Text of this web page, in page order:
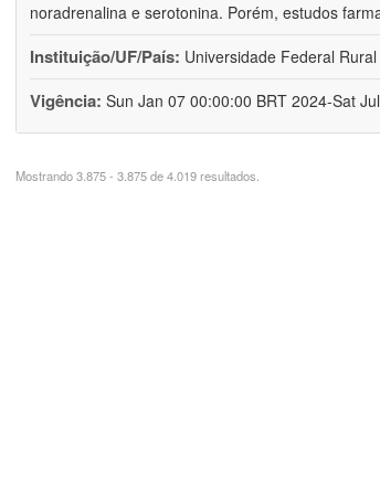
noradrenalina e serotonina. Porém, estudos
Instituição/UF/País: Universidade Federal
Vigência: Sun Jan 07 00:00:00 BRT 2024-Sat
Mostrando 3.875 - 3.875 de 4.019 resultados.